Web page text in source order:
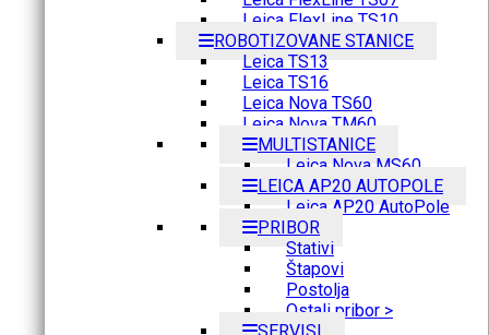
Leica FlexLine TS10
ROBOTIZOVANE STANICE
Leica TS13
Leica TS16
Leica Nova TS60
Leica Nova TM60
MULTISTANICE
Leica Nova MS60
LEICA AP20 AUTOPOLE
Leica AP20 AutoPole
PRIBOR
Stativi
Štapovi
Postolja
Ostali pribor >
SERVISI